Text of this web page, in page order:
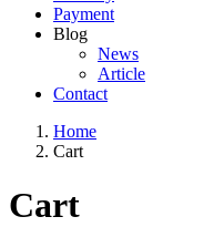
Payment
Blog
News
Article
Contact
Home
Cart
Cart